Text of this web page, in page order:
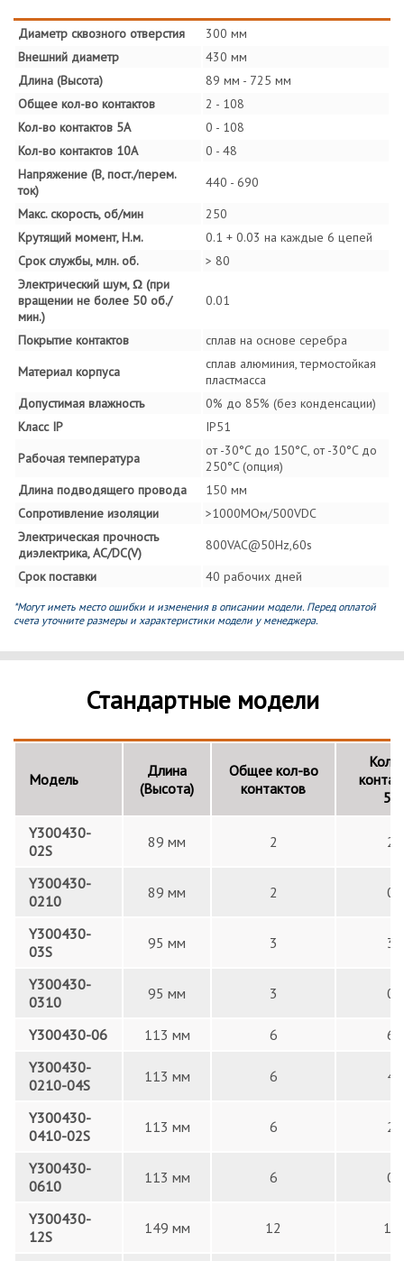
Диаметр сквозного отверстия
300 мм
Внешний диаметр
430 мм
Длина (Высота)
89 мм - 725 мм
Общее кол-во контактов
2 - 108
Кол-во контактов 5А
0 - 108
Кол-во контактов 10А
0 - 48
Напряжение (В, пост./перем.
ток)
440 - 690
Макс. скорость, об/мин
250
Крутящий момент, Н.м.
0.1 + 0.03 на каждые 6 цепей
Срок службы, млн. об.
> 80
Электрический шум, Ω (при
вращении не более 50 об./
мин.)
0.01
Покрытие контактов
сплав на основе серебра
Материал корпуса
сплав алюминия, термостойкая
пластмасса
Допустимая влажность
0% до 85% (без конденсации)
Класс IP
IP51
Рабочая температура
от -30°C до 150°C, от -30°C до
250°C (опция)
Длина подводящего провода
150 мм
Сопротивление изоляции
>1000MОм/500VDC
Электрическая прочность
диэлектрика, AC/DC(V)
800VAC@50Hz,60s
Срок поставки
40 рабочих дней
*Могут иметь место ошибки и изменения в описании модели. Перед оплатой
счета уточните размеры и характеристики модели у менеджера.
Стандартные модели
Модель
Длина
(Высота)
Общее кол-во
контактов
Кол-
5А
Y300430-
02S
89 мм 2 2
Y300430-
0210
89 мм 2 0
Y300430-
03S
95 мм 3 3
Y300430-
0310
95 мм 3 0
Y300430-06 113 мм 6
6
Y300430-
0210-04S
113 мм 6 4
Y300430-
0410-02S
113 мм 6 2
Y300430-
0610
113 мм 6 0
Y300430-
12S
149 мм 12 12